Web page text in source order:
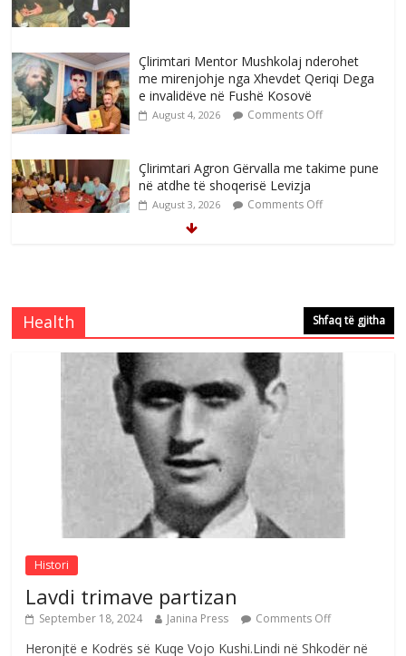
Çlirimtari Mentor Mushkolaj nderohet
me mirenjohje nga Xhevdet Qeriqi Dega
e invalidëve në Fushë Kosovë
August 4, 2026 Comments Off
Çlirimtari Agron Gërvalla me takime pune
në atdhe të shoqerisë Levizja
August 3, 2026 Comments Off
Comments Off
S’mbaj inat me asnjëri -Ganimete Jakupi
poete e respektuar
August 3, 2026 Comments Off
Nga Elmije Ajazi e nderuar
August 5, 2026 Comments Off
Health Shfaq të gjitha
Histori
Lavdi trimave partizan
September 18, 2024 Janina Press Comments Off
Heronjtë e Kodrës së Kuqe Vojo Kushi.Lindi në Shkodër në